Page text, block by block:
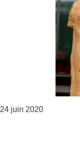
24 juin 2020Consulter